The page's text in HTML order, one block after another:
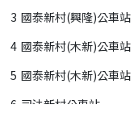
3 國泰新村(興隆)公車站
4 國泰新村(木新)公車站
5 國泰新村(木新)公車站
6 司法新村公車站